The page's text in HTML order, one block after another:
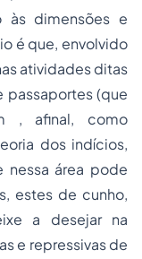
às dimensões e
é que, envolvido
atividades ditas
(que
, afinal, como
dos indícios,
nessa área pode
estes de cunho,
a desejar na
e repressivas de